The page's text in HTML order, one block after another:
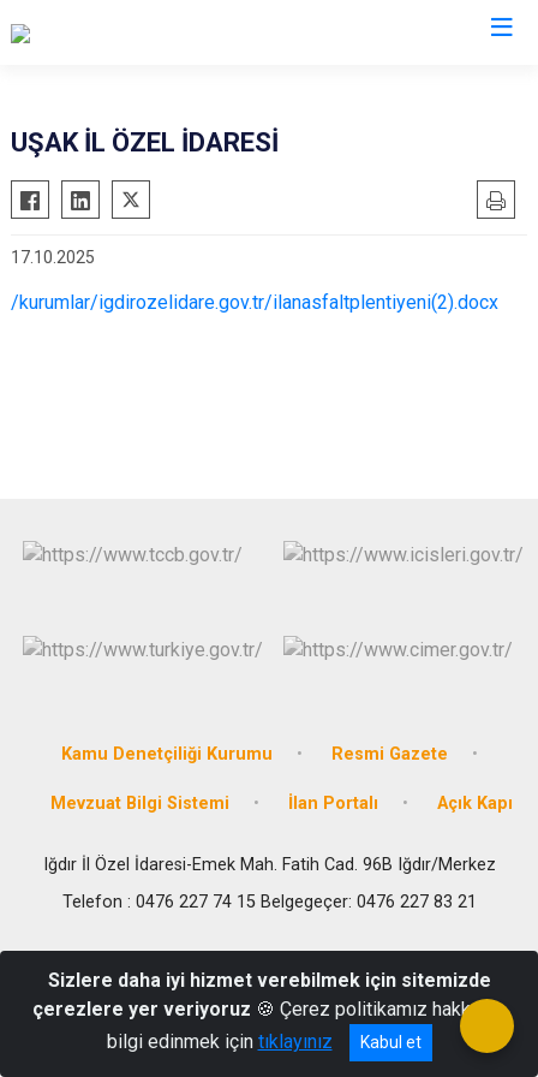
UŞAK İL ÖZEL İDARESİ
17.10.2025
/kurumlar/igdirozelidare.gov.tr/ilanasfaltplentiyeni(2).docx
Kamu Denetçiliği Kurumu Resmi Gazete
Mevzuat Bilgi Sistemi İlan Portalı Açık Kapı
Iğdır İl Özel İdaresi-Emek Mah. Fatih Cad. 96B Iğdır/Merkez
Telefon : 0476 227 74 15 Belgegeçer: 0476 227 83 21
Sizlere daha iyi hizmet verebilmek için sitemizde
çerezlere yer veriyoruz 🍪 Çerez politikamız hakkında
bilgi edinmek için tıklayınız Kabul et